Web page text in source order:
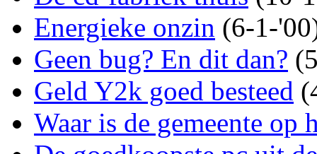
Energieke onzin (6-1-
Geen bug? En dit dan?
Geld Y2k goed besteed
Waar is de gemeente op